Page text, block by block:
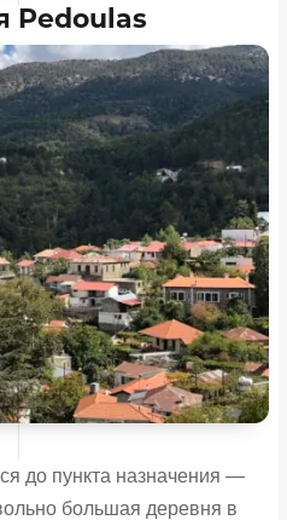
Pedoulas
до пункта назначения —
большая деревня в